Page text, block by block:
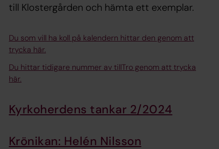
till Klostergården och hämta ett exemplar.
Du som vill ha koll på kalendern hittar den genom att
trycka här.
Du hittar tidigare nummer av tillTro genom att trycka
här.
Kyrkoherdens tankar 2/2024
Krönikan: Helén Nilsson